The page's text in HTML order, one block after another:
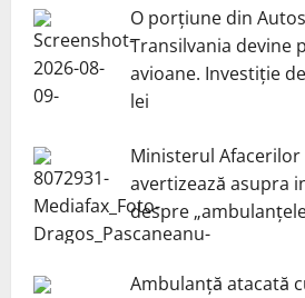
O porțiune din
Transilvania devine
avioane. Investiție
lei
Ministerul
avertizează asupra
despre
Ambulanță atacată